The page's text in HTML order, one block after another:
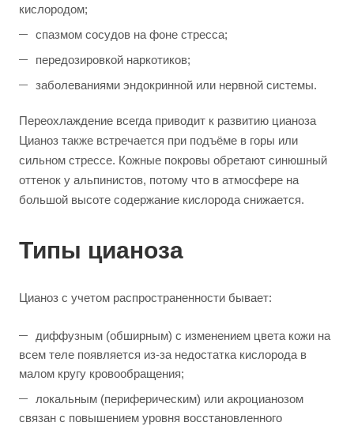
кислородом;
спазмом сосудов на фоне стресса;
передозировкой наркотиков;
заболеваниями эндокринной или нервной системы.
Переохлаждение всегда приводит к развитию цианоза
Цианоз также встречается при подъёме в горы или
сильном стрессе. Кожные покровы обретают синюшный
оттенок у альпинистов, потому что в атмосфере на
большой высоте содержание кислорода снижается.
Типы цианоза
Цианоз с учетом распространенности бывает:
диффузным (обширным) с изменением цвета кожи на
всем теле появляется из-за недостатка кислорода в
малом кругу кровообращения;
локальным (периферическим) или акроцианозом
связан с повышением уровня восстановленного